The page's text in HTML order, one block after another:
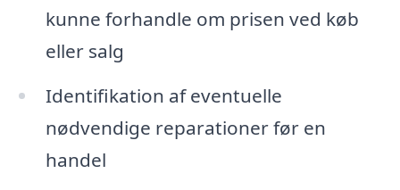
kunne forhandle om prisen ved køb
eller salg
Identifikation af eventuelle
nødvendige reparationer før en
handel